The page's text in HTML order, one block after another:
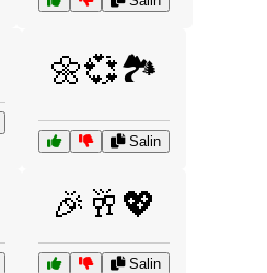
🌼💞🏞️
Salin
🎉🥂💖
Salin